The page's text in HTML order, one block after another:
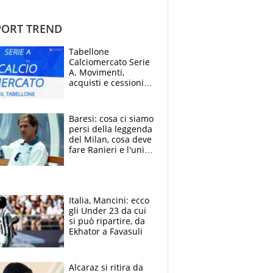
TREND
Tabellone
Calciomercato Serie
A. Movimenti,
acquisti e cessioni:
Baresi: cosa ci siamo
persi della leggenda
del Milan, cosa deve
fare Ranieri e l'unico
Italia, Mancini: ecco
gli Under 23 da cui
si può ripartire, da
Ekhator a Favasuli
Alcaraz si ritira da